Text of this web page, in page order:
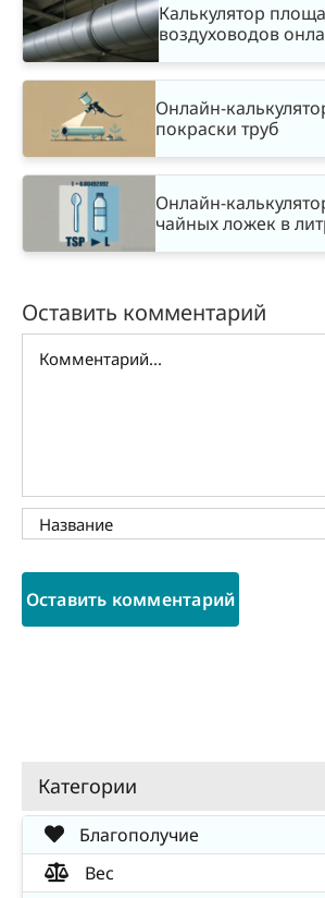
Калькулятор
воздуховодов
Онлайн-
покраски труб
Онлайн-
чайных ложек в
Оставить комментарий
Категории
Благополучие
Вес